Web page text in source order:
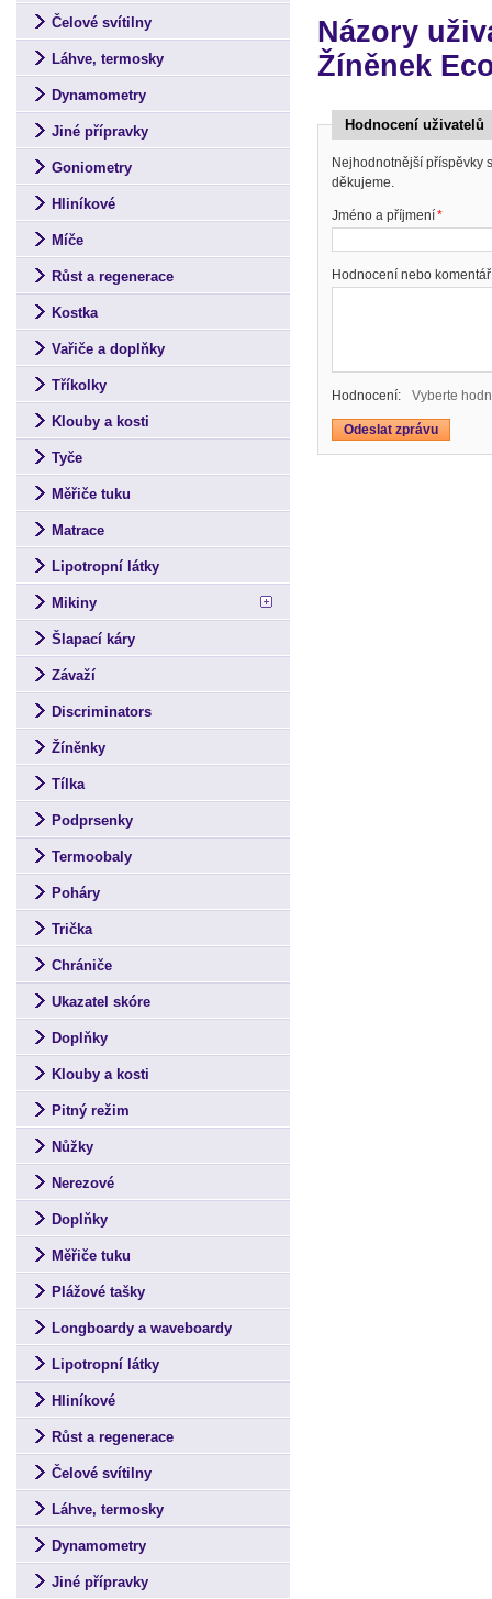
Názory
Žíněnek
Hodnocení uživatelů
Nejhodnotnější příspěvky
děkujeme.
Jméno a příjmení*
Hodnocení nebo komentář
Hodnocení: Vyberte
Čelové svítilny
Láhve, termosky
Dynamometry
Jiné přípravky
Goniometry
Hliníkové
Míče
Růst a regenerace
Kostka
Vařiče a doplňky
Tříkolky
Klouby a kosti
Tyče
Měřiče tuku
Matrace
Lipotropní látky
Mikiny
Šlapací káry
Závaží
Discriminators
Žíněnky
Tílka
Podprsenky
Termoobaly
Poháry
Trička
Chrániče
Ukazatel skóre
Doplňky
Klouby a kosti
Pitný režim
Nůžky
Nerezové
Doplňky
Měřiče tuku
Plážové tašky
Longboardy a waveboardy
Lipotropní látky
Hliníkové
Růst a regenerace
Čelové svítilny
Láhve, termosky
Dynamometry
Jiné přípravky